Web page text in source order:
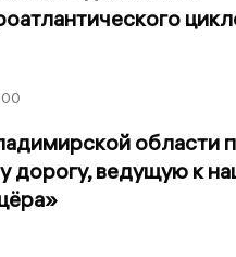
области
дорогу, ведущую к